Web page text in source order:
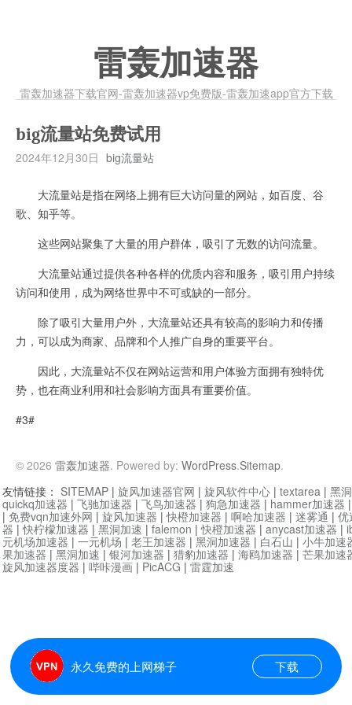
雷轰加速器
雷轰加速器下载官网-雷轰加速器vp免费版-雷轰加速app官方下载
big流量站免费试用
2024年12月30日 big流量站
大流量站是指在网络上拥有巨大访问量的网站，如百度、谷
歌、知乎等。
这些网站聚集了大量的用户群体，吸引了无数的访问流量。
大流量站通过提供各种各样的优质内容和服务，吸引用户持续
访问和使用，成为网络世界中不可或缺的一部分。
除了吸引大量用户外，大流量站还具有较高的影响力和传播
力，可以成为商家、品牌和个人推广自身的重要平台。
因此，大流量站不仅在网站运营和用户体验方面拥有独特优
势，也在商业利用和社会影响方面具有重要价值。
#3#
© 2026 雷轰加速器. Powered by: WordPress.Sitemap.
永久免费的上网梯子 下载
友情链接： SITEMAP | 旋风加速器官网 | 旋风软件中心 | textarea | 黑
quickq加速器 | 飞驰加速器 | 飞鸟加速器 | 狗急加速器 | hammer加速器
| 免费vqn加速外网 | 旋风加速器 |快橙加速器 | 啊哈加速器 | 迷雾通 | 优
器 |快柠檬加速器 | 黑洞加速 | falemon |快橙加速器 | anycast加速器 |
元机场加速器 | 一元机场 | 老王加速器 | 黑洞加速器 | 白石山 | 小牛加速
果加速器 | 黑洞加速 | 银河加速器 | 猎豹加速器 | 海鸥加速器 | 芒果加速
旋风加速器度器 | 哔咔漫画 | PicACG | 雷霆加速